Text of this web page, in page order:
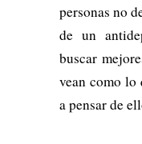
personas no
de un
buscar
vean como lo
a pensar de